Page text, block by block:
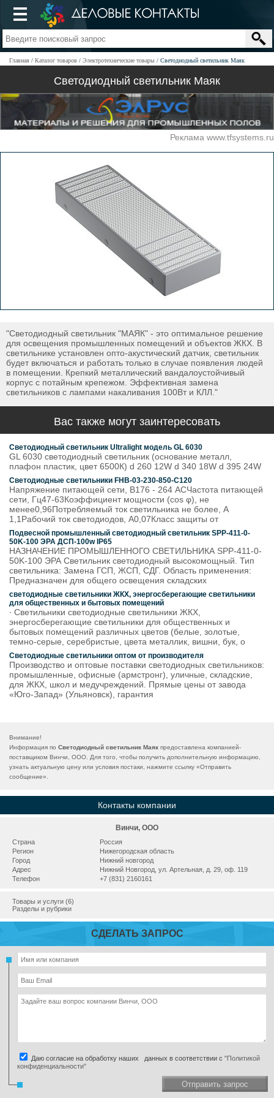
Главная Каталог товаров Электротехнические товары Светодиодный светильник Маяк
Светодиодный светильник Маяк
Реклама www.tfsystems.ru
"Светодиодный светильник "МАЯК" - это оптимальное решение
для освещения промышленных помещений и объектов ЖКХ. В
светильнике установлен опто-акустический датчик, светильник
будет включаться и работать только в случае появления людей
в помещении. Крепкий металлический вандалоустойчивый
корпус с потайным крепежом. Эффективная замена
светильников с лампами накаливания 100Вт и КЛЛ."
Вас также могут заинтересовать
Светодиодный светильник Ultralight модель GL 6030
GL 6030 светодиодный светильник (основание металл,
плафон пластик, цвет 6500К) d 260 12W d 340 18W d 395 24W
Светодиодные светильники FHB-03-230-850-C120
Напряжение питающей сети, В176 - 264 АСЧастота питающей
сети, Гц47-63Коэффициент мощности (cos φ), не
менее0,96Потребляемый ток светильника не более, А
1,1Рабочий ток светодиодов, А0,07Класс защиты от
Подвесной промышленный светодиодный светильник SPP-411-0-
50K-100 ЭРА ДСП-100w IP65
НАЗНАЧЕНИЕ ПРОМЫШЛЕННОГО СВЕТИЛЬНИКА SPP-411-0-
50K-100 ЭРА Светильник светодиодный высокомощный. Тип
светильника: Замена ГСП, ЖСП, СДГ. Область применения:
Предназначен для общего освещения складских
светодиодные светильники ЖКХ, энергосберегающие светильники
для общественных и бытовых помещений
∙ Светильники светодиодные светильники ЖКХ,
энергосберегающие светильники для общественных и
бытовых помещений различных цветов (белые, золотые,
темно-серые, серебристые, цвета металлик, вишни, бук, о
Светодиодные светильники оптом от производителя
Производство и оптовые поставки светодиодных светильников:
промышленные, офисные (армстронг), уличные, складские,
для ЖКХ, школ и медучреждений. Прямые цены от завода
«Юго-Запад» (Ульяновск), гарантия
Внимание!
Информация по Светодиодный светильник Маяк предоставлена компанией-
поставщиком Винчи, ООО. Для того, чтобы получить дополнительную информацию,
узнать актуальную цену или условия постаки, нажмите ссылку «Отправить
сообщение».
Контакты компании
Винчи, ООО
Страна
Россия
Регион
Нижегородская область
Город
Нижний новгород
Адрес
Нижний Новгород, ул. Артельная, д. 29, оф. 119
Телефон
+7 (831) 2160161
Товары и услуги (6)
Разделы и рубрики
СДЕЛАТЬ ЗАПРОС
Даю согласие на обработку наших данных в соответствии с "Политикой
конфиденциальности"
Отправить запрос